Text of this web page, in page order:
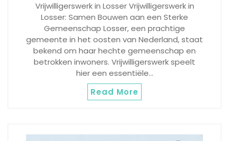
Vrijwilligerswerk in Losser Vrijwilligerswerk in
Losser: Samen Bouwen aan een Sterke
Gemeenschap Losser, een prachtige
gemeente in het oosten van Nederland, staat
bekend om haar hechte gemeenschap en
betrokken inwoners. Vrijwilligerswerk speelt
hier een essentiële…
Read More